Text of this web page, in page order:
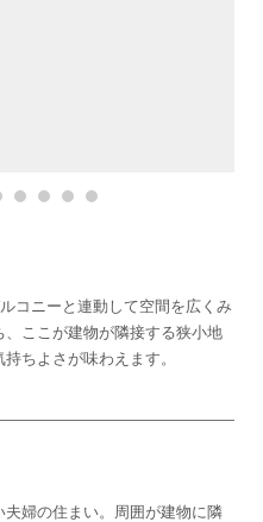
コニーと連動して空間を広くみ
ここが建物が隣接する狭小地
ちよさが味わえます。
婦の住まい。周囲が建物に隣